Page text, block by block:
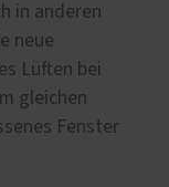
in anderen
neue
Lüften bei
gleichen
Fenster